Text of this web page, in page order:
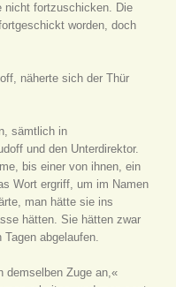
nicht fortzuschicken. Die
worden, doch
näherte sich der Thür
sämtlich in
und den Unterdirektor.
bis einer von ihnen, ein
Wort ergriff, um im Namen
man hätte sie ins
hätten. Sie hätten zwar
abgelaufen.
demselben Zuge an,«